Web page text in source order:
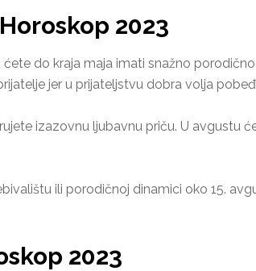
2023
do kraja maja imati snažno
jer u prijateljstvu dobra volja
izazovnu ljubavnu priču. U avgustu
ili porodičnoj dinamici oko 15.
2023